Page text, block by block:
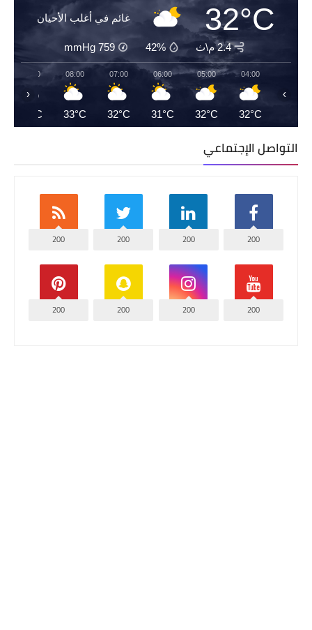
32°C غائم في أغلب الأحيان
2.4 م\ث 42%
759
mmHg
04:00
32°C
05:00
32°C
06:00
31°C
07:00
32°C
08:00
33°C
09:00
35°C
‹ ›
التواصل الإجتماعي
200
200
200
200
200
200
200
200